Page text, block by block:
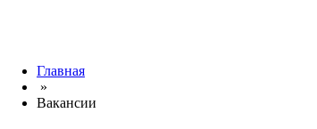
Главная
»
Вакансии